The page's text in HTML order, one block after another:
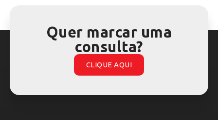
Quer marcar uma
consulta?
CLIQUE AQUI